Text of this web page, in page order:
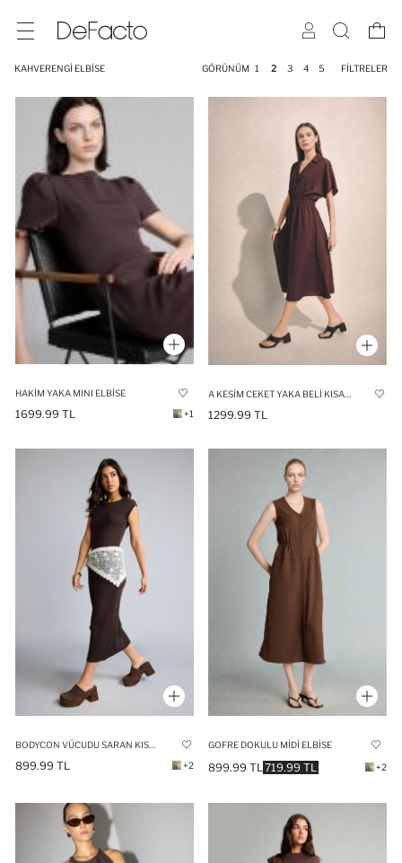
KAHVERENGI ELBISE GÖRÜNÜM 1 2 3 4 5 FILTRELER
HAKIM YAKA MINI ELBISE
1699.99 TL +1 1299.99 TL
899.99 TL +2
GOFRE DOKULU MIDI ELBISE
719.99 TL
899.99 TL +2